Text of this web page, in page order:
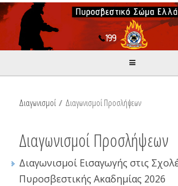
Διαγωνισμοί / Διαγωνισμοί Προσλήψεων
Διαγωνισμοί Προσλήψεων
Διαγωνισμοί Εισαγωγής στις
Πυροσβεστικής Ακαδημίας 2026